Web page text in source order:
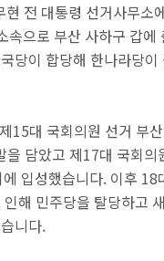
전 대통령 선거사무소
으로 부산 사하구 갑에
당이 합당해 한나라당
15대 국회의원 선거 부
담았고 제17대 국회
입성했습니다. 이후 18
해 민주당을 탈당하고
니다.